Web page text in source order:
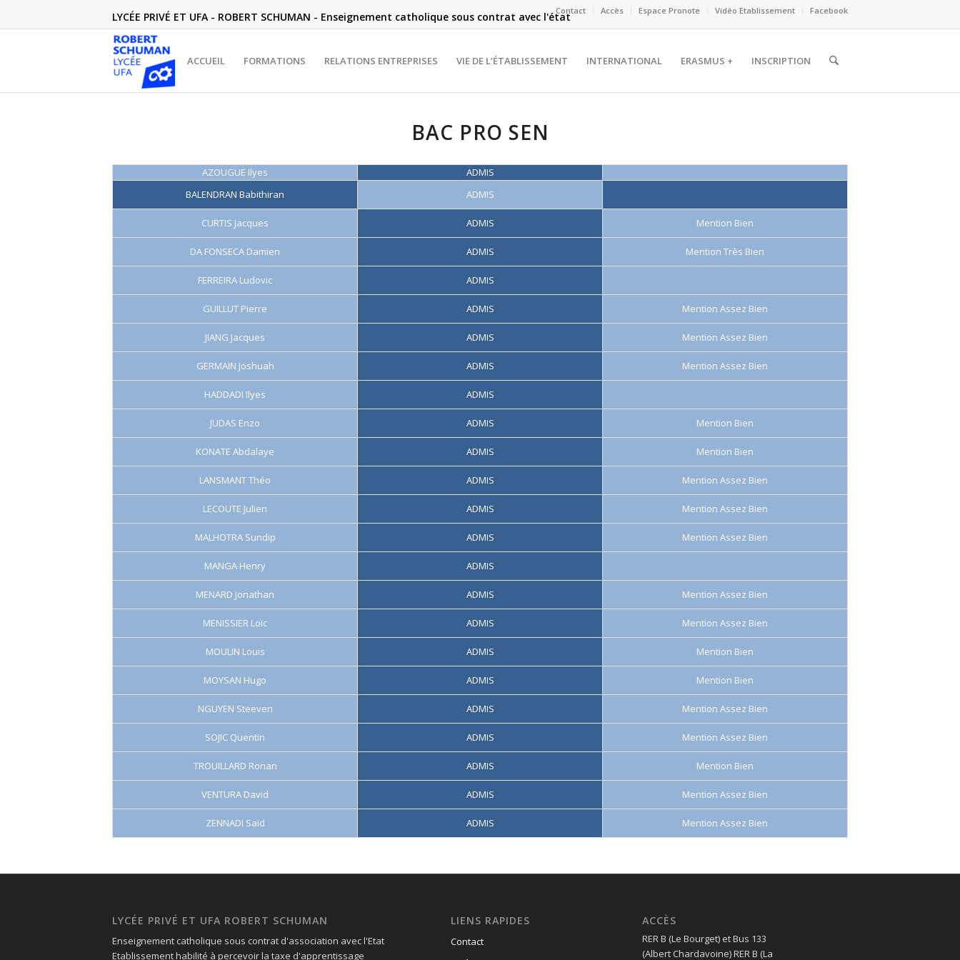
Contact Accès Espace Pronote Vidéo Etablissement Facebook
LYCÉE PRIVÉ ET UFA - ROBERT SCHUMAN - Enseignement catholique sous contrat avec l'état
ACCUEIL FORMATIONS RELATIONS ENTREPRISES VIE DE L’ÉTABLISSEMENT INTERNATIONAL ERASMUS + INSCRIPTION
BAC PRO SEN
AZOUGUE Ilyes
ADMIS
BALENDRAN Babithiran
ADMIS
CURTIS Jacques ADMIS Mention Bien
DA FONSECA Damien ADMIS Mention Très Bien
FERREIRA Ludovic ADMIS
GUILLUT Pierre ADMIS Mention Assez Bien
JIANG Jacques ADMIS Mention Assez Bien
GERMAIN Joshuah ADMIS Mention Assez Bien
HADDADI Ilyes ADMIS
JUDAS Enzo ADMIS Mention Bien
KONATE Abdalaye ADMIS Mention Bien
LANSMANT Théo ADMIS Mention Assez Bien
LECOUTE Julien ADMIS Mention Assez Bien
MALHOTRA Sundip ADMIS Mention Assez Bien
MANGA Henry ADMIS
MENARD Jonathan ADMIS Mention Assez Bien
MENISSIER Loïc ADMIS Mention Assez Bien
MOULIN Louis ADMIS Mention Bien
MOYSAN Hugo ADMIS Mention Bien
NGUYEN Steeven ADMIS Mention Assez Bien
SOJIC Quentin ADMIS Mention Assez Bien
TROUILLARD Ronan ADMIS Mention Bien
VENTURA David ADMIS Mention Assez Bien
ZENNADI Saïd ADMIS Mention Assez Bien
LYCÉE PRIVÉ ET UFA ROBERT SCHUMAN
Enseignement catholique sous contrat d'association avec l'Etat
Etablissement habilité à percevoir la taxe d'apprentissage
LIENS RAPIDES
Contact
ACCÈS
RER B (Le Bourget) et Bus 133
(Albert Chardavoine) RER B (La